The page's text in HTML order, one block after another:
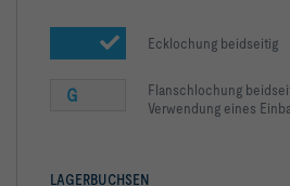
Ecklochung beidseitig
G
Flanschlochung
Verwendung eines
LAGERBUCHSEN